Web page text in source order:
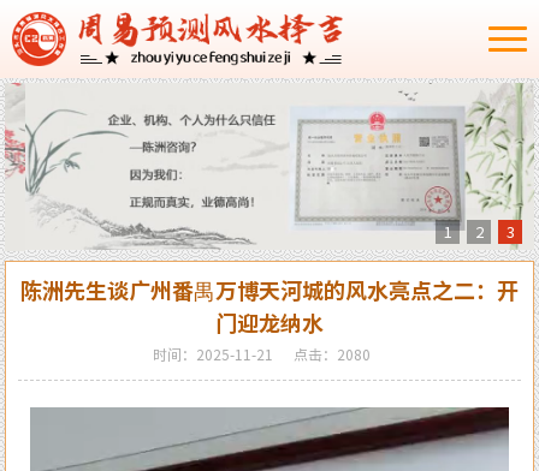
1 2 3
陈洲先生谈广州番禺万博天河城的风水亮点之二：开
门迎龙纳水
时间：2025-11-21 点击：2080